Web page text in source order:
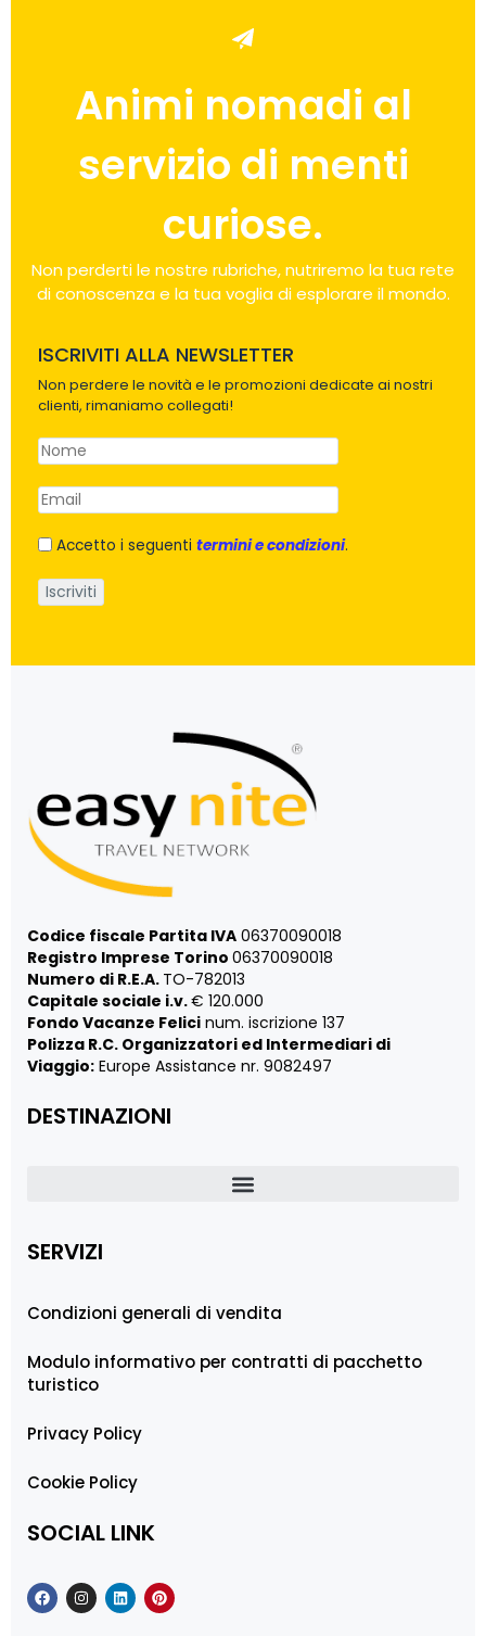
Animi nomadi al
servizio di menti
curiose.
Non perderti le nostre rubriche, nutriremo la tua rete
di conoscenza e la tua voglia di esplorare il mondo.
ISCRIVITI ALLA NEWSLETTER
Non perdere le novità e le promozioni dedicate ai nostri
clienti, rimaniamo collegati!
Accetto i seguenti termini e condizioni.
Codice fiscale Partita IVA 06370090018
Registro Imprese Torino 06370090018
Numero di R.E.A. TO-782013
Capitale sociale i.v.€ 120.000
Fondo Vacanze Felici num. iscrizione 137
Polizza R.C. Organizzatori ed Intermediari di
Viaggio: Europe Assistance nr. 9082497
DESTINAZIONI
SERVIZI
Condizioni generali di vendita
Modulo informativo per contratti di pacchetto
turistico
Privacy Policy
Cookie Policy
SOCIAL LINK